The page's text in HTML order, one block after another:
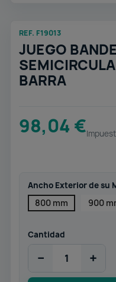
REF. F19013
JUEGO
BARRA
98,04 €
Ancho Exterior de su
800 mm 900
Cantidad
− +